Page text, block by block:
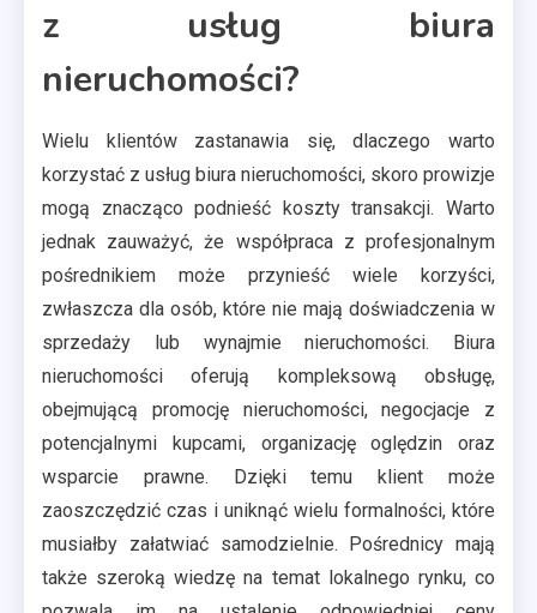
z usług biura
nieruchomości?
Wielu klientów zastanawia się, dlaczego warto
korzystać z usług biura nieruchomości, skoro prowizje
mogą znacząco podnieść koszty transakcji. Warto
jednak zauważyć, że współpraca z profesjonalnym
pośrednikiem może przynieść wiele korzyści,
zwłaszcza dla osób, które nie mają doświadczenia w
sprzedaży lub wynajmie nieruchomości. Biura
nieruchomości oferują kompleksową obsługę,
obejmującą promocję nieruchomości, negocjacje z
potencjalnymi kupcami, organizację oględzin oraz
wsparcie prawne. Dzięki temu klient może
zaoszczędzić czas i uniknąć wielu formalności, które
musiałby załatwiać samodzielnie. Pośrednicy mają
także szeroką wiedzę na temat lokalnego rynku, co